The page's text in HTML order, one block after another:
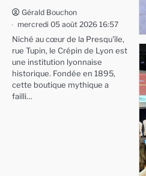
Gérald Bouchon
mercredi 05 août 2026 16:57
Niché au cœur de la Presqu'île,
rue Tupin, le Crépin de Lyon est
une institution lyonnaise
historique. Fondée en 1895,
cette boutique mythique a
failli…